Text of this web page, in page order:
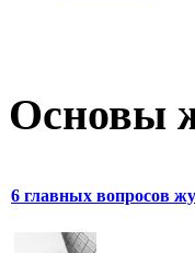
Основы
6 главных вопросов